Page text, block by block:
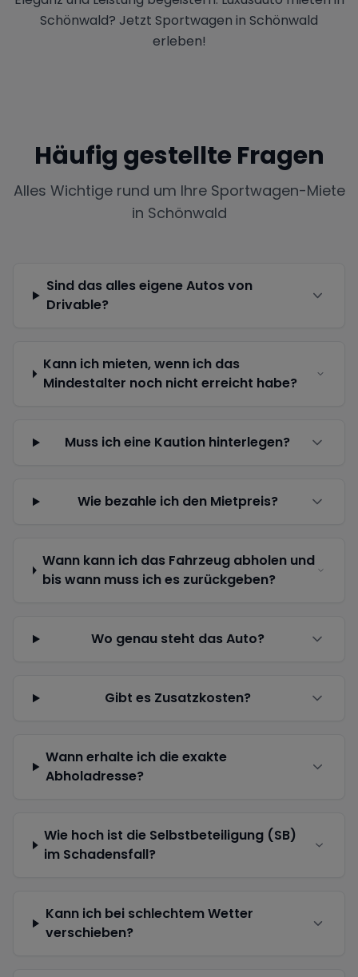
Schönwald? Jetzt Sportwagen in Schönwald
erleben!
Häufig gestellte Fragen
Alles Wichtige rund um Ihre Sportwagen-Miete
in Schönwald
Sind das alles eigene Autos von
Drivable?
Kann ich mieten, wenn ich das
Mindestalter noch nicht erreicht habe?
Muss ich eine Kaution hinterlegen?
Wie bezahle ich den Mietpreis?
Wann kann ich das Fahrzeug abholen und
bis wann muss ich es zurückgeben?
Wo genau steht das Auto?
Gibt es Zusatzkosten?
Wann erhalte ich die exakte
Abholadresse?
Wie hoch ist die Selbstbeteiligung (SB)
im Schadensfall?
Kann ich bei schlechtem Wetter
verschieben?